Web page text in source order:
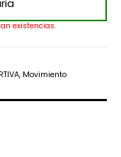
existencias.
, Movimiento